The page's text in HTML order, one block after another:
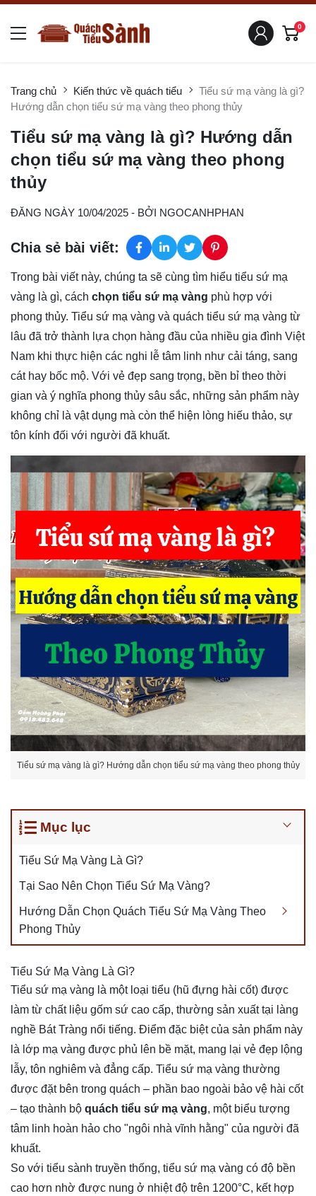
0
Trang chủ Kiến thức về quách tiểu
Tiểu sứ mạ vàng là gì?
Hướng dẫn chọn tiểu sứ mạ vàng theo phong thủy
Tiểu sứ mạ vàng là gì? Hướng dẫn
chọn tiểu sứ mạ vàng theo phong
thủy
ĐĂNG NGÀY 10/04/2025 - BỞI NGOCANHPHAN
Chia sẻ bài viết:
Trong bài viết này, chúng ta sẽ cùng tìm hiểu tiểu sứ mạ
vàng là gì, cách chọn tiểu sứ mạ vàng phù hợp với
phong thủy. Tiểu sứ mạ vàng và quách tiểu sứ mạ vàng từ
lâu đã trở thành lựa chọn hàng đầu của nhiều gia đình Việt
Nam khi thực hiện các nghi lễ tâm linh như cải táng, sang
cát hay bốc mộ. Với vẻ đẹp sang trọng, bền bỉ theo thời
gian và ý nghĩa phong thủy sâu sắc, những sản phẩm này
không chỉ là vật dụng mà còn thể hiện lòng hiếu thảo, sự
tôn kính đối với người đã khuất.
Tiểu sứ mạ vàng là gì? Hướng dẫn chọn tiểu sứ mạ vàng theo phong thủy
Mục lục
Tiểu Sứ Mạ Vàng Là Gì?
Tại Sao Nên Chọn Tiểu Sứ Mạ Vàng?
Hướng Dẫn Chọn Quách Tiểu Sứ Mạ Vàng Theo
Phong Thủy
Tiểu Sứ Mạ Vàng Là Gì?
Tiểu sứ mạ vàng là một loại tiểu (hũ đựng hài cốt) được
làm từ chất liệu gốm sứ cao cấp, thường sản xuất tại làng
nghề Bát Tràng nổi tiếng. Điểm đặc biệt của sản phẩm này
là lớp mạ vàng được phủ lên bề mặt, mang lại vẻ đẹp lộng
lẫy, tôn nghiêm và đẳng cấp. Tiểu sứ mạ vàng thường
được đặt bên trong quách – phần bao ngoài bảo vệ hài cốt
– tạo thành bộ quách tiểu sứ mạ vàng, một biểu tượng
tâm linh hoàn hảo cho "ngôi nhà vĩnh hằng" của người đã
khuất.
So với tiểu sành truyền thống, tiểu sứ mạ vàng có độ bền
cao hơn nhờ được nung ở nhiệt độ trên 1200°C, kết hợp